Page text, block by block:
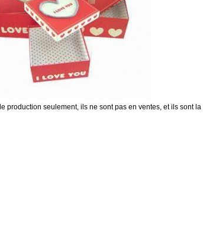
production seulement, ils ne sont pas en ventes, et ils sont la